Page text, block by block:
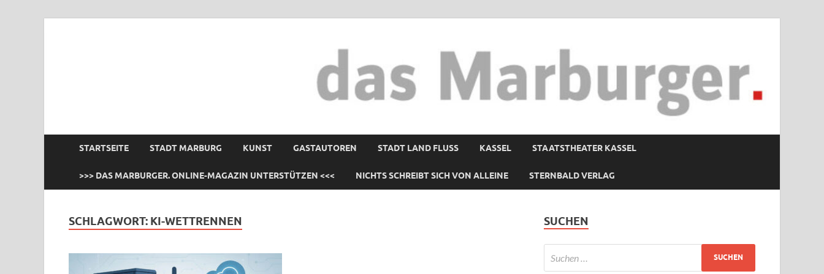
STARTSEITE STADT MARBURG KUNST GASTAUTOREN STADT LAND FLUSS KASSEL STAATSTHEATER KASSEL
>>> DAS MARBURGER. ONLINE-MAGAZIN UNTERSTÜTZEN <<< NICHTS SCHREIBT SICH VON ALLEINE STERNBALD VERLAG
SCHLAGWORT: KI-WETTRENNEN SUCHEN